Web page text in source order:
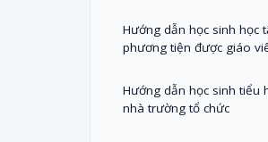
Hướng dẫn học sinh học
phương tiện được giáo
Hướng dẫn học sinh tiểu
nhà trường tổ chức